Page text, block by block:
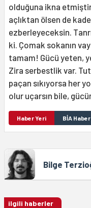
olduğuna ikna
açlıktan ölsen de
ezberleyeceksin.
ki. Çomak sokanın
tamam! Gücü yeten,
Zira serbestlik var.
paçan sıkıyorsa her
olur uçarsın bile,
Haber Yeri BİA
Bilge
ilgili haberler